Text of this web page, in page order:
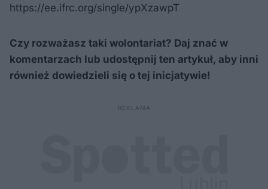
https://ee.ifrc.org/single/ypXzawpT
Czy rozważasz taki wolontariat? Daj znać w
komentarzach lub udostępnij ten artykuł, aby inni
również dowiedzieli się o tej inicjatywie!